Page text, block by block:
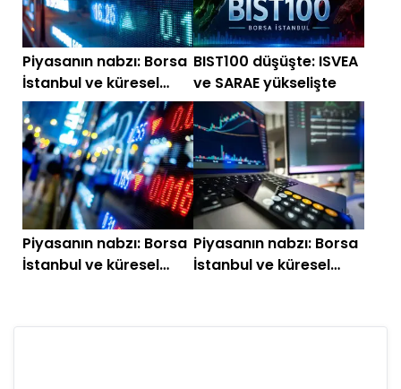
Piyasanın nabzı: Borsa
İstanbul ve küresel
piyasalarda gün
başlarken (27
Temmuz)
BIST100 düşüşte: ISVEA
ve SARAE yükselişte
Piyasanın nabzı: Borsa
İstanbul ve küresel
Temmuz)
Piyasanın nabzı: Borsa
İstanbul ve küresel
Temmuz)